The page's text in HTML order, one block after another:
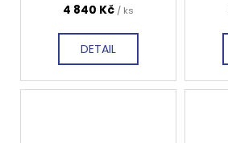
4 840 Kč / ks
DETAIL